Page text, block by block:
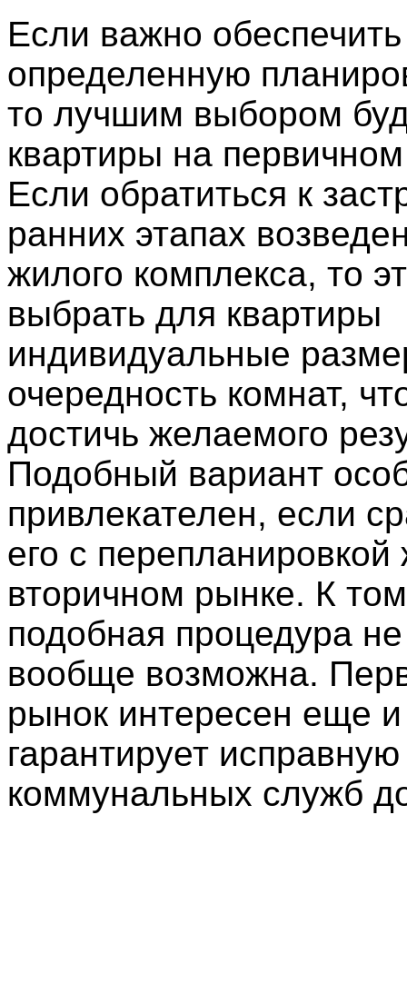
Если важно обеспечить
определенную
то лучшим выбором
квартиры на
Если обратиться к
ранних этапах
жилого комплекса, то
выбрать для квартиры
индивидуальные
очередность комнат,
достичь желаемого
Подобный вариант
привлекателен, если
его с
вторичном рынке. К
подобная процедура не
вообще возможна.
рынок интересен еще
гарантирует
коммунальных служб